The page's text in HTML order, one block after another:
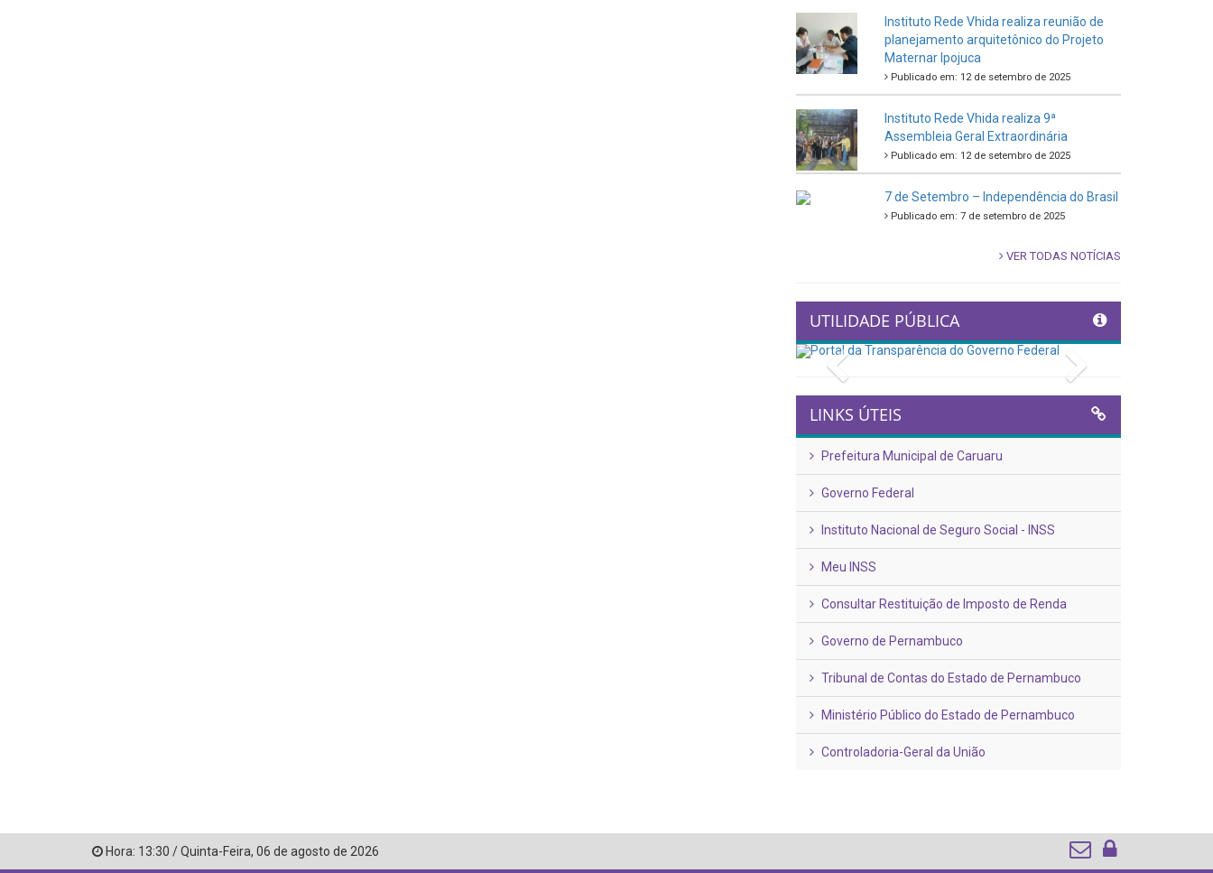
Instituto Rede Vhida realiza reunião de
planejamento arquitetônico do Projeto
Maternar Ipojuca
Publicado em: 12 de setembro de 2025
Instituto Rede Vhida realiza 9ª
Assembleia Geral Extraordinária
Publicado em: 12 de setembro de 2025
7 de Setembro – Independência do Brasil
Publicado em: 7 de setembro de 2025
VER TODAS NOTÍCIAS
UTILIDADE PÚBLICA
Previous
LINKS ÚTEIS
Prefeitura Municipal de Caruaru
Governo Federal
Instituto Nacional de Seguro Social - INSS
Meu INSS
Consultar Restituição de Imposto de Renda
Governo de Pernambuco
Tribunal de Contas do Estado de Pernambuco
Ministério Público do Estado de Pernambuco
Controladoria-Geral da União
Hora: 13:30 /Quinta-Feira, 06 de agosto de 2026